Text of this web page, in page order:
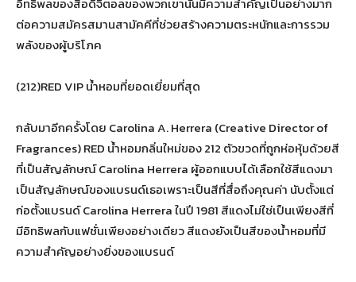
ต่อความสมัครสมานสามัคคีที่ช่วยสร้างความตระหนักและการรวม
พลังของผู้บริโภค
(212)RED VIP น้ำหอมที่ยอดเยี่ยมที่สุด
กลับมาอีกครั้งโดย Carolina A. Herrera (Creative Director of
Fragrances) RED น้ำหอมกลิ่นใหม่ของ 212 ตัวขวดที่ถูกห่อหุ้มด้วยสี
ที่เป็นสัญลักษณ์ Carolina Herrera ผู้ออกแบบได้เลือกใช้สีแดงมา
เป็นสัญลักษณ์ของแบรนด์เธอเพราะเป็นสีที่สื่อถึงคุณค่า นับตั้งแต่
ก่อตั้งแบรนด์ Carolina Herrera ในปี 1981 สีแดงไม่ใช่เป็นเพียงสีที่
มีอิทธิพลกับแฟชั่นเพียงอย่างเดียว สีแดงยังเป็นสีของน้ำหอมที่มี
ความสำคัญอย่างยิ่งของแบรนด์